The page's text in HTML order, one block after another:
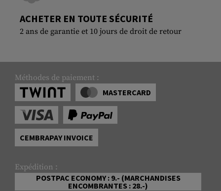
ACHETER EN TOUTE SÉCURITÉ
2 ans de garantie et 10 jours de droit de retour
Méthodes de paiement :
MASTERCARD
CEMBRAPAY INVOICE
Expédition :
POSTPAC ECONOMY : 9.- (MARCHANDISES
ENCOMBRANTES : 28.-)